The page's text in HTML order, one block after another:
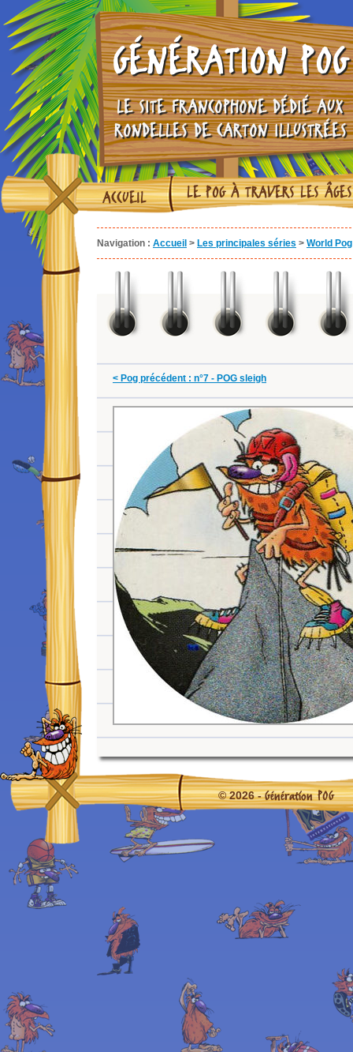
GÉNÉRATION POG
LE SITE FRANCOPHONE DÉDIÉ AUX
RONDELLES DE CARTON ILLUSTRÉES
ACCUEIL LE POG À TRAVERS LES ÂGES
Navigation : Accueil > Les principales séries > World
< Pog précédent : n°7 - POG sleigh
© 2026 -Génération POG